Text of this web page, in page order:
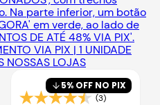
5% OFF NO PIX
(3)